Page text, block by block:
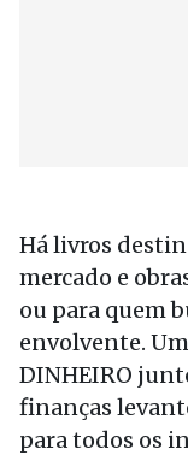
Há livros
mercado e
ou para quem
envolvente.
DINHEIRO
finanças
para todos os